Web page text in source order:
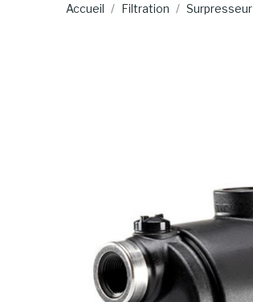
Accueil Filtration Surpresseur